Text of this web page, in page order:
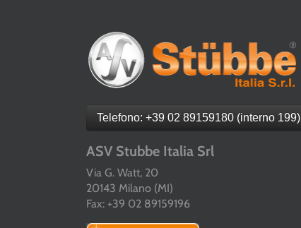
Telefono: +39 02 89159180 (interno 199)
ASV Stubbe Italia Srl
Via G. Watt, 20
20143 Milano (MI)
Fax: +39 02 89159196